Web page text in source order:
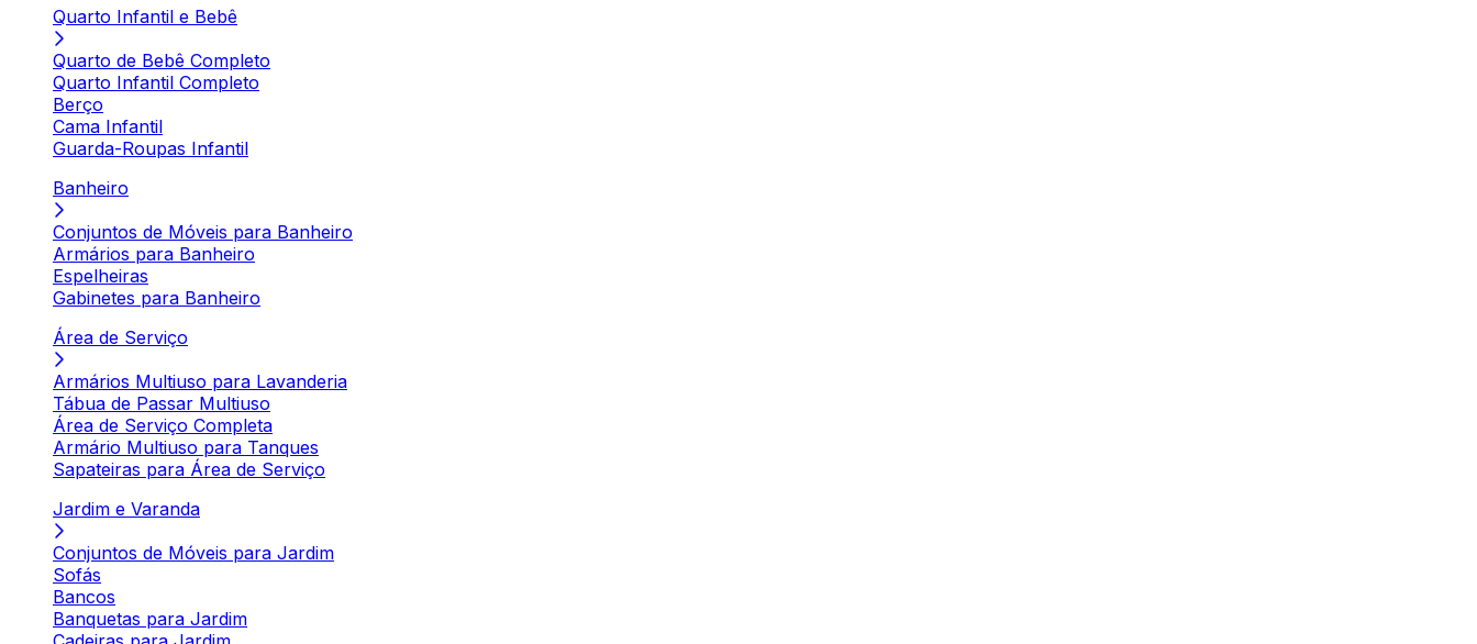
Quarto Infantil e Bebê
Quarto de Bebê Completo
Quarto Infantil Completo
Berço
Cama Infantil
Guarda-Roupas Infantil
Banheiro
Conjuntos de Móveis para Banheiro
Armários para Banheiro
Espelheiras
Gabinetes para Banheiro
Área de Serviço
Armários Multiuso para Lavanderia
Tábua de Passar Multiuso
Área de Serviço Completa
Armário Multiuso para Tanques
Sapateiras para Área de Serviço
Jardim e Varanda
Conjuntos de Móveis para Jardim
Sofás
Bancos
Banquetas para Jardim